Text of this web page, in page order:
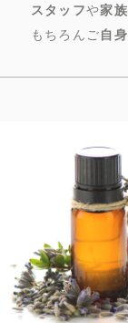
スタッフや家族
もちろんご自身